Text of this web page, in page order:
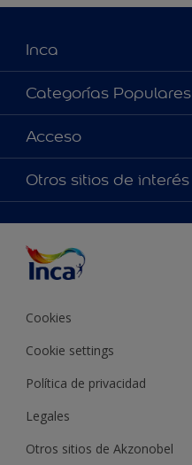
Inca
Acerca de Inca
Contactanos
Encontrá un distribuidor Inca
Categorías Populares
Colores
Productos
Inspiración
Acceso
Accesibilidad
Precisión del color
Otros sitios de interés
Cookies
Cookie settings
Política de privacidad
Legales
Otros sitios de Akzonobel